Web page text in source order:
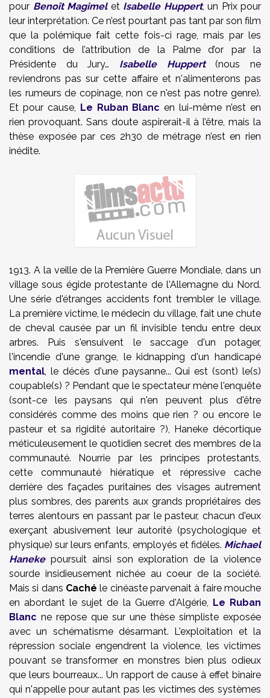
pour Benoît Magimelet Isabelle Huppert, un Prix pour
leur interprétation. Ce n’est pourtant pas tant par son film
que la polémique fait cette fois-ci rage, mais par les
conditions de l’attribution de la Palme d’or par la
Présidente du Jury… Isabelle Huppert(nous ne
reviendrons pas sur cette affaire et n'alimenterons pas
les rumeurs de copinage, non ce n'est pas notre genre).
Et pour cause, Le Ruban Blanc en lui-même n’est en
rien provoquant. Sans doute aspirerait-il à l’être, mais la
thèse exposée par ces 2h30 de métrage n’est en rien
inédite.
1913. A la veille de la Première Guerre Mondiale, dans un
village sous égide protestante de l'Allemagne du Nord.
Une série d'étranges accidents font trembler le village.
La première victime, le médecin du village, fait une chute
de cheval causée par un fil invisible tendu entre deux
arbres. Puis s'ensuivent le saccage d'un potager,
l'incendie d'une grange, le kidnapping d'un handicapé
mental, le décès d'une paysanne... Qui est (sont) le(s)
coupable(s) ? Pendant que le spectateur mène l'enquête
(sont-ce les paysans qui n'en peuvent plus d'être
considérés comme des moins que rien ? ou encore le
pasteur et sa rigidité autoritaire ?), Haneke décortique
méticuleusement le quotidien secret des membres de la
communauté. Nourrie par les principes protestants,
cette communauté hiératique et répressive cache
derrière des façades puritaines des visages autrement
plus sombres, des parents aux grands propriétaires des
terres alentours en passant par le pasteur, chacun d'eux
exerçant abusivement leur autorité (psychologique et
physique) sur leurs enfants, employés et fidèles. Michael
Hanekepoursuit ainsi son exploration de la violence
sourde insidieusement nichée au coeur de la société.
Mais si dans Cachéle cinéaste parvenait à faire mouche
en abordant le sujet de la Guerre d'Algérie, Le Ruban
Blanc ne repose que sur une thèse simpliste exposée
avec un schématisme désarmant. L'exploitation et la
répression sociale engendrent la violence, les victimes
pouvant se transformer en monstres bien plus odieux
que leurs bourreaux... Un rapport de cause à effet binaire
qui n'appelle pour autant pas les victimes des systèmes